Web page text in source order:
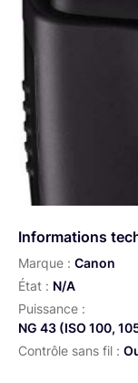
Informations
Marque : Canon
État : N/A
Puissance :
NG 43 (ISO 100,
Contrôle sans fil :